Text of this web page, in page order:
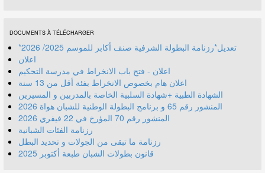
DOCUMENTS À TÉLÉCHARGER
*تعديل*رزنامة البطولة الشرفية صنف أكابر للموسم 2025/ 2026
اعلان
اعلان - فتح باب الانخراط في مدرسة التحكيم
اعلان هام بخصوص الانخراط بفئة أقل من 13 سنة
الشهادة الطبية +شهادة السلبية الخاصة بالمدربين و المسيرين
المنشور رقم 70 المؤرخ في 22 فيفري 2026
رزنامة الفئات الشبانية
رزنامة ما تبقى من الجولات و تحديد البطل
قانون بطولات الشبان طبعة أكتوبر 2025